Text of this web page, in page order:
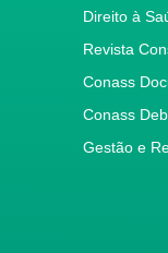
Direito à
Revista
Conass
Conass
Gestão e